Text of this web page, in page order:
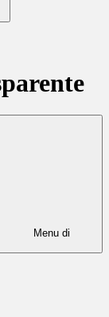
Menu di